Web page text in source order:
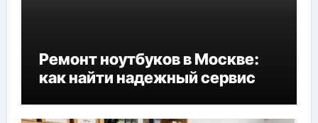
Ремонт ноутбуков в Москве:
как найти надежный сервис